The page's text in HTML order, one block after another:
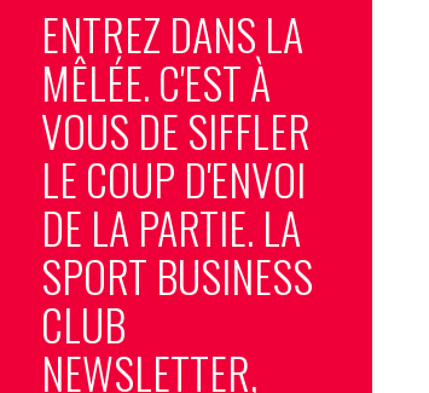
ENTREZ DANS LA
MÊLÉE. C'EST À
VOUS DE SIFFLER
LE COUP D'ENVOI
DE LA PARTIE. LA
SPORT BUSINESS
CLUB
NEWSLETTER,